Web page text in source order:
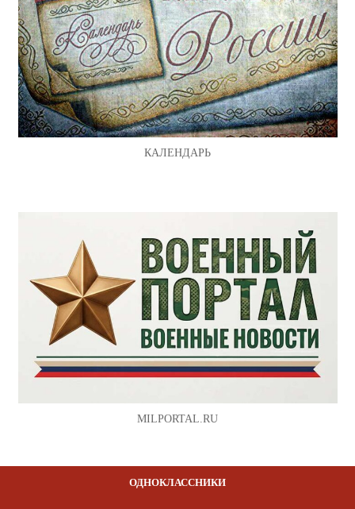
КАЛЕНДАРЬ
MILPORTAL.RU
ОДНОКЛАССНИКИ